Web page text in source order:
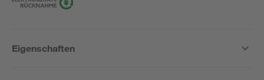
Eigenschaften